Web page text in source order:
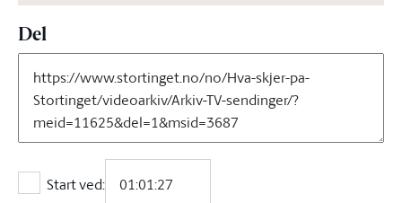
Del
Start ved:
Start ved: